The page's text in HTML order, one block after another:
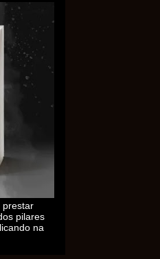
prestar
pilares
na